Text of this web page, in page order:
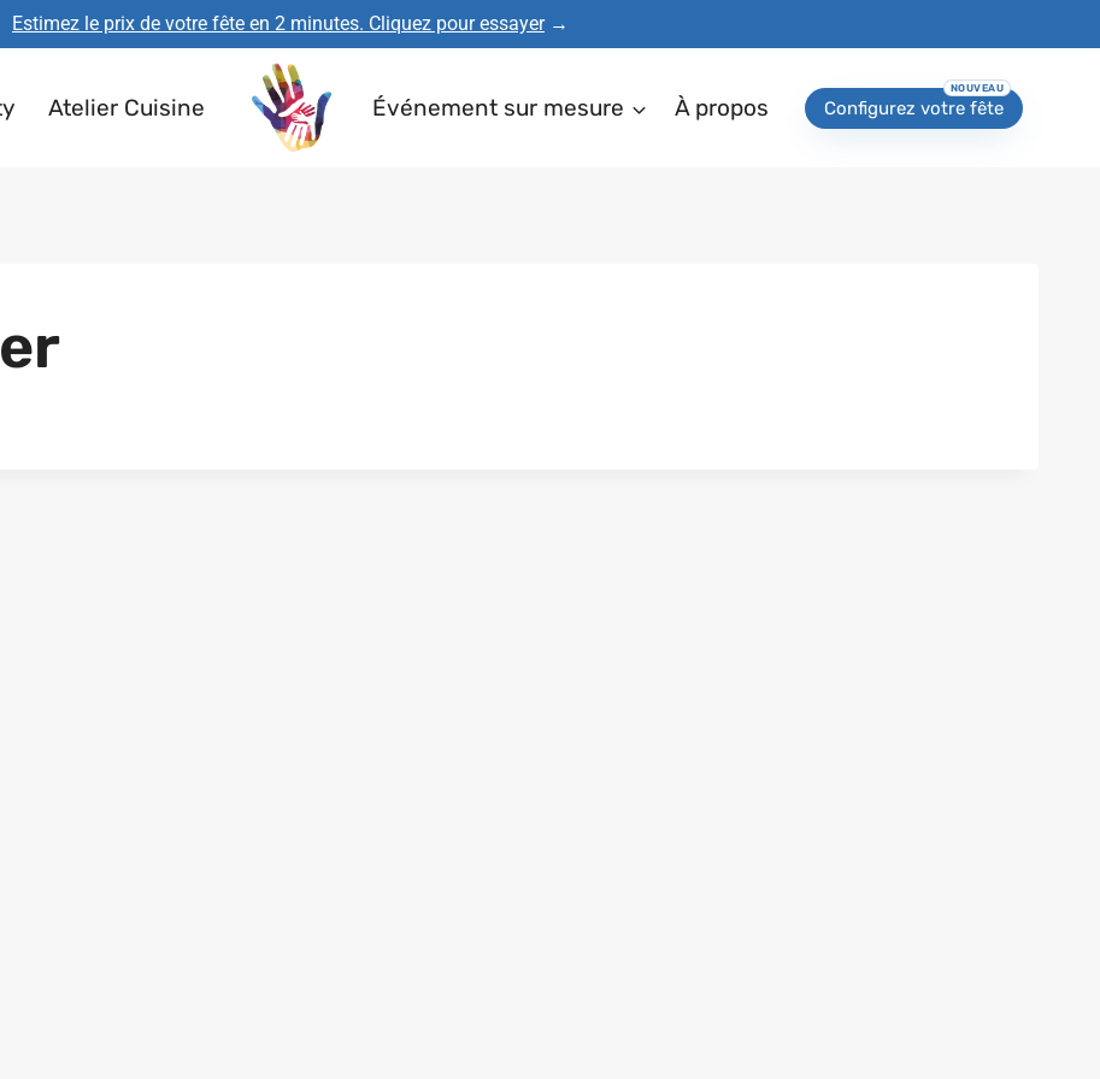
Estimez le prix de votre fête en 2 minutes. Cliquez pour essayer→
Atelier Cuisine Événement sur mesure À propos Configurez votre fête